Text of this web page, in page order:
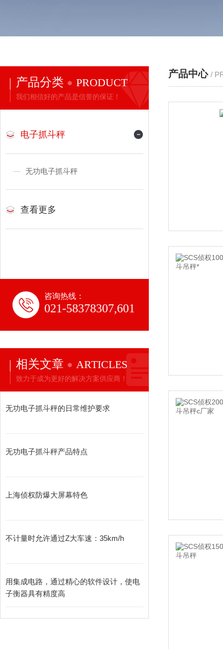
产品分类 PRODUCT
我们相信好的产品是信誉的保证！
电子抓斗秤
无功电子抓斗秤
查看更多
咨询热线：
021-58378307,601
相关文章 ARTICLES
致力于成为更好的解决方案供应商！
无功电子抓斗秤的日常维护要求
无功电子抓斗秤产品特点
上海侦权防爆大屏幕特色
不计量时允许通过Z大车速：35km/h
用集成电路，通过精心的软件设计，使电
子衡器具有精度高
产品中心 /